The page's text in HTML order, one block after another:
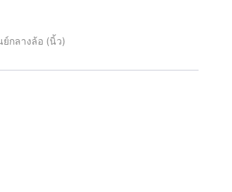
ย์กลางล้อ (นิ้ว)